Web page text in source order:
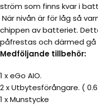
ström som finns kvar i
När nivån är för låg så
chippen av batteriet.
påfrestas och därmed gå
Medföljande tillbehör:
1 x eGo AIO.
2 x Utbytesförångare. (
1 x Munstycke